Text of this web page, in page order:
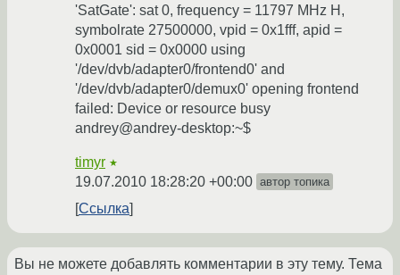
'SatGate': sat 0, frequency = 11797 MHz H,
symbolrate 27500000, vpid = 0x1fff, apid =
0x0001 sid = 0x0000 using
'/dev/dvb/adapter0/frontend0' and
'/dev/dvb/adapter0/demux0' opening frontend
failed: Device or resource busy
andrey@andrey-desktop:~$
timyr ★
19.07.2010 18:28:20 +00:00 автор топика
Ссылка
Вы не можете добавлять комментарии в эту тему. Тема